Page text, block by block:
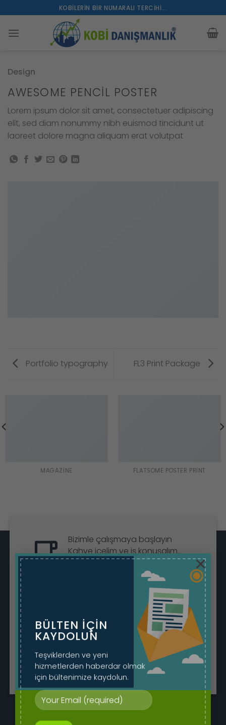
BÜLTEN IÇIN
KAYDOLUN
Teşviklerden ve yeni
hizmetlerden haberdar olmak
için bültenimize kaydolun.
×
atla
KOBILERIN BIR NUMARALI TERCIHI...
Design
AWESOME PENCIL POSTER
Lorem ipsum dolor sit amet, consectetuer adipiscing
elit, sed diam nonummy nibh euismod tincidunt ut
laoreet dolore magna aliquam erat volutpat
Portfolio typography FL3 Print Package
MAGAZINE FLATSOME POSTER PRINT
Bizimle çalışmaya başlayın
Kahve içelim ve iş konuşalım..
Önce sohbet etmek ister misin?
Bizimle WhatsApp aracılığıyla
sohbet edin.
Sohbete Başla